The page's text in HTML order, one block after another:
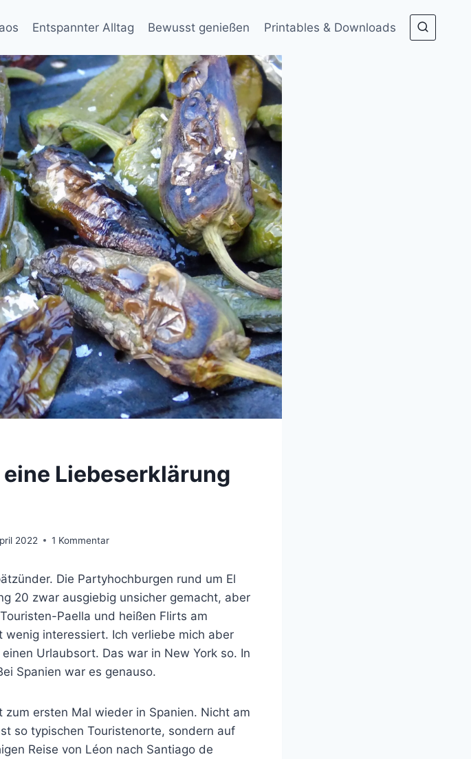
Entspannter Alltag Bewusst genießen Printables & Downloads
Liebeserklärung
2022 1 Kommentar
Die Partyhochburgen rund um El
20 zwar ausgiebig unsicher gemacht, aber
Paella und heißen Flirts am
interessiert. Ich verliebe mich aber
Urlaubsort. Das war in New York so. In
Spanien war es genauso.
ersten Mal wieder in Spanien. Nicht am
so typischen Touristenorte, sondern auf
Reise von Léon nach Santiago de